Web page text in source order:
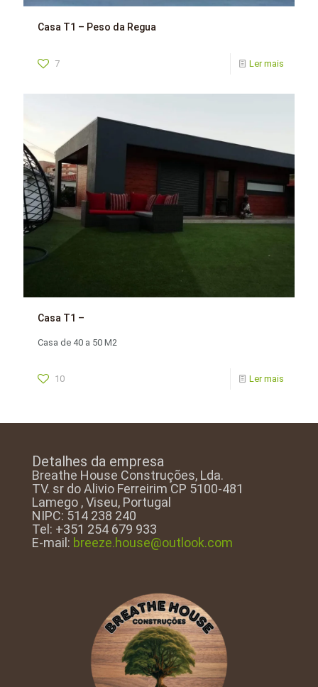
Casa T1 – Peso da Regua
7 Ler mais
Casa T1 –
Casa de 40 a 50 M2
10 Ler mais
Detalhes da empresa
Breathe House Construções, Lda.
TV. sr do Alivio Ferreirim CP 5100-481
Lamego , Viseu, Portugal
NIPC: 514 238 240
Tel: +351 254 679 933
E-mail: breeze.house@outlook.com